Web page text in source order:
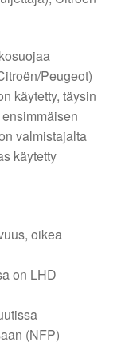
Peugeot)
käytetty, täysin
valmistajalta
käytetty
oikea
on LHD
(NFP)